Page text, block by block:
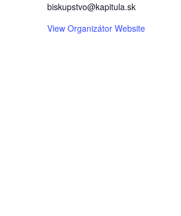
biskupstvo@kapitula.sk
View Organizátor Website